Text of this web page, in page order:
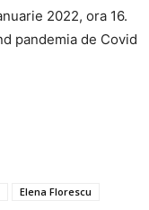
2022, ora 16.
pandemia de Covid
Elena Florescu